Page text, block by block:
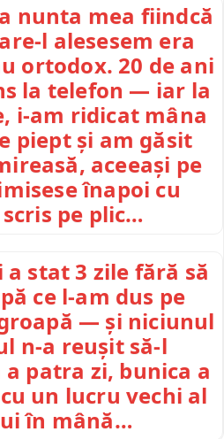
nunta mea fiindcă
l alesesem era
ortodox. 20 de ani
la telefon — iar la
i-am ridicat mâna
piept și am găsit
aceeași pe
înapoi cu
scris pe plic…
stat 3 zile fără să
ce l-am dus pe
— și niciunul
n-a reușit să-l
patra zi, bunica a
un lucru vechi al
în mână…